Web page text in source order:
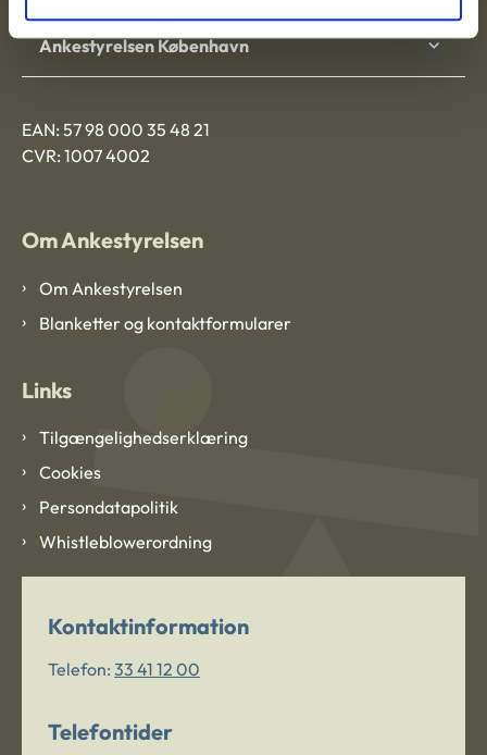
Ankestyrelsen København
EAN: 57 98 000 35 48 21
CVR: 1007 4002
Om Ankestyrelsen
Om Ankestyrelsen
Blanketter og kontaktformularer
Links
Tilgængelighedserklæring
Cookies
Persondatapolitik
Whistleblowerordning
Kontaktinformation
Telefon: 33 41 12 00
Telefontider